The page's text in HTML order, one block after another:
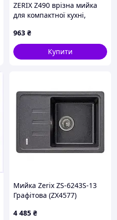
ZERIX Z490 врізна мийка
для компактної кухні,
963 ₴
Купити
Мийка Zerix ZS-6243S-13
Графітова (ZX4577)
4 485 ₴